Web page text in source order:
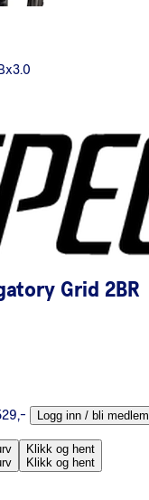
Grid 2BR
Logg inn / bli medlem
Klikk og hent
Klikk og hent